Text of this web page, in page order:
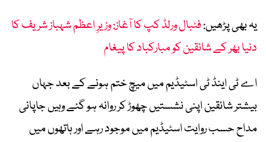
یہ بھی پڑھیں:فٹبال ورلڈ کپ کا آغاز: وزیرِ اعظم شہباز شریف کا
دنیا بھر کے شائقین کو مبارکباد کا پیغام
اے ٹی اینڈ ٹی اسٹیڈیم میں میچ ختم ہونے کے بعد جہاں
بیشتر شائقین اپنی نشستیں چھوڑ کر روانہ ہو گئے وہیں جاپانی
مداح حسب روایت اسٹیڈیم میں موجود رہے اور ہاتھوں میں